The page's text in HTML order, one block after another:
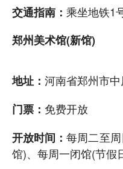
交通指南： 乘坐地铁1
郑州美术馆(新馆)
地址： 河南省郑州市
门票： 免费开放
开放时间：每周二至
馆)、每周一闭馆(节假